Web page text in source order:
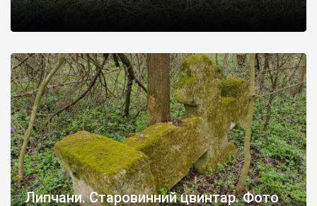
Липчани. Старовинний цвинтар. Фото